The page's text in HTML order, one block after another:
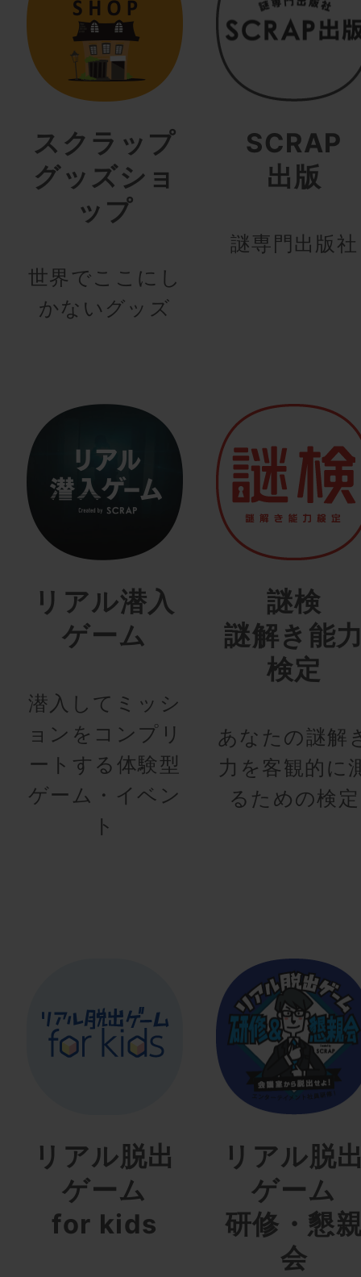
スクラップ
グッズショ
ップ
世界でここにし
かないグッズ
SCRAP
出版
謎専門出版社
リアル潜入
ゲーム
潜入してミッシ
ョンをコンプリ
ートする体験型
ゲーム・イベン
ト
謎検
謎解き能
検定
あなたの謎解
力を客観的に
るための検定
リアル脱出
ゲーム
for kids
リアル脱
ゲーム
研修・懇
会